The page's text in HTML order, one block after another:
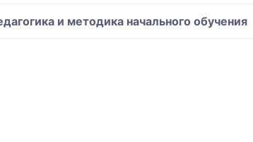
и методика начального обучения